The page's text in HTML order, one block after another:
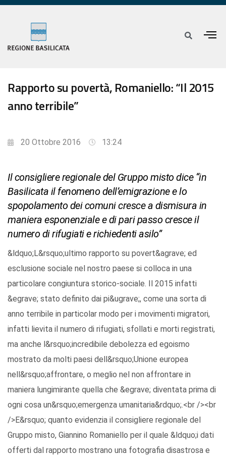
Rapporto su povertà, Romaniello: “Il 2015
anno terribile”
20 Ottobre 2016 13:24
Il consigliere regionale del Gruppo misto dice “in
Basilicata il fenomeno dell’emigrazione e lo
spopolamento dei comuni cresce a dismisura in
maniera esponenziale e di pari passo cresce il
numero di rifugiati e richiedenti asilo”
&ldquo;L&rsquo;ultimo rapporto su povert&agrave; ed
esclusione sociale nel nostro paese si colloca in una
particolare congiuntura storico-sociale. Il 2015 infatti
&egrave; stato definito dai pi&ugrave;, come una sorta di
anno terribile in particolar modo per i movimenti migratori,
infatti lievita il numero di rifugiati, sfollati e morti registrati,
ma anche l&rsquo;incredibile debolezza ed egoismo
mostrato da molti paesi dell&rsquo;Unione europea
nell&rsquo;affrontare, o meglio nel non affrontare in
maniera lungimirante quella che &egrave; diventata prima di
ogni cosa un&rsquo;emergenza umanitaria&rdquo;.<br /><br
/>E&rsquo; quanto evidenzia il consigliere regionale del
Gruppo misto, Giannino Romaniello per il quale &ldquo;i dati
offerti dal rapporto mostrano una fotografia disastrosa e